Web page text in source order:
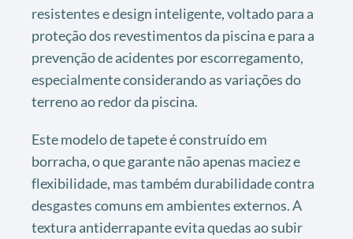
resistentes e design inteligente, voltado para a
proteção dos revestimentos da piscina e para a
prevenção de acidentes por escorregamento,
especialmente considerando as variações do
terreno ao redor da piscina.
Este modelo de tapete é construído em
borracha, o que garante não apenas maciez e
flexibilidade, mas também durabilidade contra
desgastes comuns em ambientes externos. A
textura antiderrapante evita quedas ao subir